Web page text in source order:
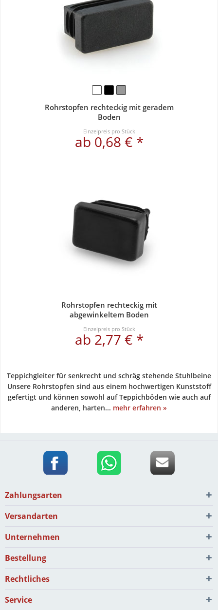
Rohrstopfen rechteckig mit geradem
Boden
Einzelpreis pro Stück
ab 0,68 € *
Rohrstopfen rechteckig mit
abgewinkeltem Boden
Einzelpreis pro Stück
ab 2,77 € *
Teppichgleiter für senkrecht und schräg stehende Stuhlbeine
Unsere Rohrstopfen sind aus einem hochwertigen Kunststoff
gefertigt und können sowohl auf Teppichböden wie auch auf
anderen, harten... mehr erfahren »
Zahlungsarten
Versandarten
Unternehmen
Bestellung
Rechtliches
Service